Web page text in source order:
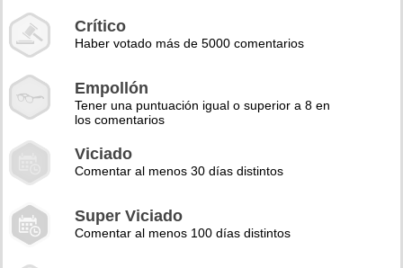
Crítico
Haber votado más de 5000 comentarios
Empollón
Tener una puntuación igual o superior a 8 en
los comentarios
Viciado
Comentar al menos 30 días distintos
Super Viciado
Comentar al menos 100 días distintos